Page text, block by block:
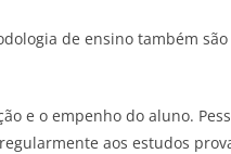
de ensino também
e o empenho do aluno.
aos estudos